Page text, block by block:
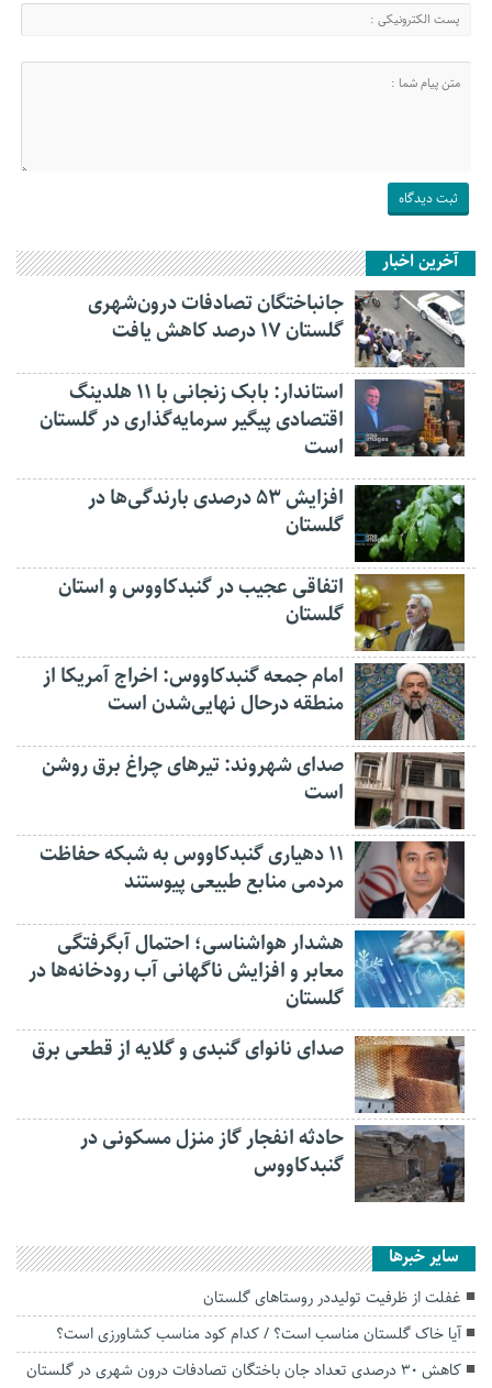
آخرین اخبار
جانباختگان تصادفات درون‌شهری
گلستان ۱۷ درصد کاهش یافت
استاندار: بابک زنجانی با ۱۱ هلدینگ
اقتصادی پیگیر سرمایه‌گذاری در گلستان
است
افزایش ۵۳ درصدی بارندگی‌ها در
گلستان
اتفاقی عجیب در‌ گنبدکاووس و استان
گلستان
امام جمعه گنبدکاووس: اخراج آمریکا از
منطقه درحال نهایی‌شدن است
صدای شهروند: تیرهای چراغ برق روشن
است
۱۱ دهیاری گنبدکاووس به شبکه حفاظت
مردمی منابع طبیعی پیوستند
هشدار هواشناسی؛ احتمال آبگرفتگی
معابر و افزایش ناگهانی آب رودخانه‌ها در
گلستان
صدای نانوای گنبدی و گلایه از قطعی برق
حادثه انفجار گاز منزل مسکونی در
گنبدکاووس
سایر خبرها
غفلت از ظرفیت تولیددر روستاهای گلستان
آیا خاک گلستان مناسب است؟ / کدام کود مناسب کشاورزی است؟
کاهش ۳۰ درصدی تعداد جان باختگان تصادفات درون شهری در گلستان